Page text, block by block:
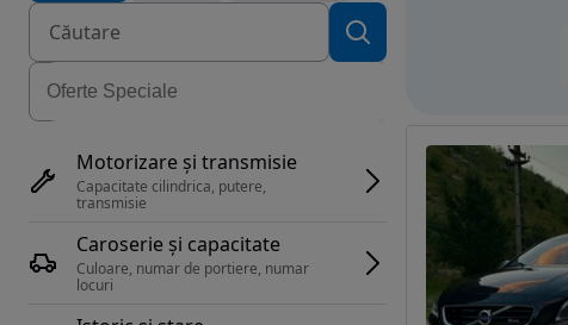
Motorizare și transmisie
Capacitate cilindrica, putere,
transmisie
Caroserie și capacitate
Culoare, numar de portiere, numar
locuri